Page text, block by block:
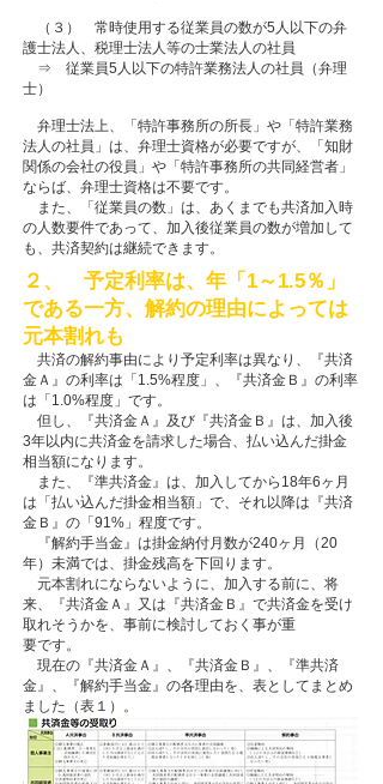
（３） 常時使用する従業員の数が5人以下の弁
護士法人、税理士法人等の士業法人の社員
⇒ 従業員5人以下の特許業務法人の社員（弁理
士）
弁理士法上、「特許事務所の所長」や「特許業務
法人の社員」は、弁理士資格が必要ですが、「知財
関係の会社の役員」や「特許事務所の共同経営者」
ならば、弁理士資格は不要です。
また、「従業員の数」は、あくまでも共済加入時
の人数要件であって、加入後従業員の数が増加して
も、共済契約は継続できます。
２、 予定利率は、年「1～1.5％」
である一方、解約の理由によっては
元本割れも
共済の解約事由により予定利率は異なり、『共済
金Ａ』の利率は「1.5%程度」、『共済金Ｂ』の利率
は「1.0%程度」です。
但し、『共済金Ａ』及び『共済金Ｂ』は、加入後
3年以内に共済金を請求した場合、払い込んだ掛金
相当額になります。
また、『準共済金』は、加入してから18年6ヶ月
は「払い込んだ掛金相当額」で、それ以降は『共済
金Ｂ』の「91%」程度です。
『解約手当金』は掛金納付月数が240ヶ月（20
年）未満では、掛金残高を下回ります。
元本割れにならないように、加入する前に、将
来、『共済金Ａ』又は『共済金Ｂ』で共済金を受け
取れそうかを、事前に検討しておく事が重
要です。
現在の『共済金Ａ』、『共済金Ｂ』、『準共済
金』、『解約手当金』の各理由を、表としてまとめ
ました（表１）。